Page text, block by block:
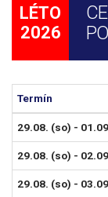
LÉTO
2026
Termín
29.08. (so) -
29.08. (so) -
29.08. (so) -